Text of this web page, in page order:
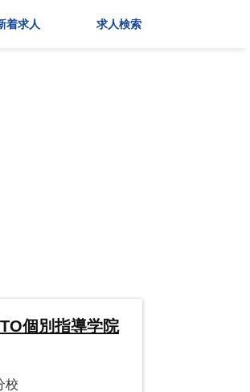
着求人 求人検索
個別指導学院
校